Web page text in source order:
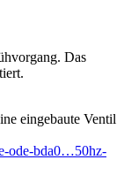
Das
eingebaute Ventil
ode-bda0…50hz-